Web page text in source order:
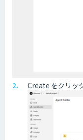
Create をクリッ